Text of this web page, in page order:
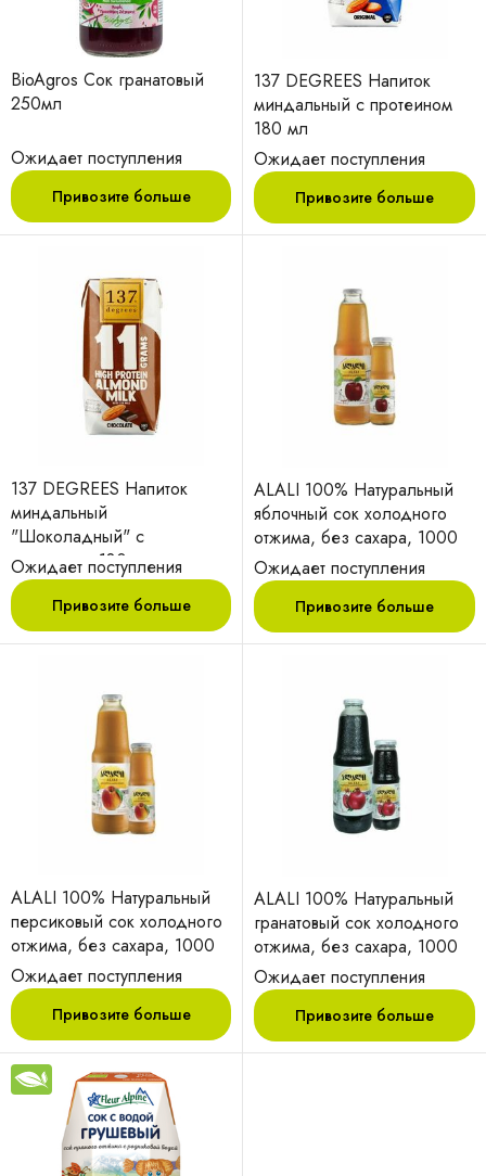
BioAgros Сок гранатовый
250мл
Ожидает поступления
Привозите больше
137 DEGREES Напиток
миндальный с протеином
180 мл
Ожидает поступления
Привозите больше
137 DEGREES Напиток
миндальный
"Шоколадный" с
протеином 180 мл
Ожидает поступления
Привозите больше
ALALI 100% Натуральный
яблочный сок холодного
отжима, без сахара, 1000
мл
Ожидает поступления
Привозите больше
ALALI 100% Натуральный
персиковый сок холодного
отжима, без сахара, 1000
мл
Ожидает поступления
Привозите больше
ALALI 100% Натуральный
гранатовый сок холодного
отжима, без сахара, 1000
мл
Ожидает поступления
Привозите больше